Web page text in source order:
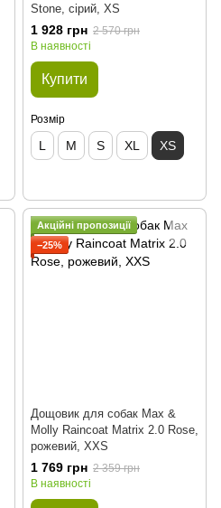
Stone, сірий, XS
1 928 грн 2 570 грн
В наявності
Купити
Розмір
L M S XL XS
Акційні пропозиції
−25%
Дощовик для собак Max &
Molly Raincoat Matrix 2.0 Rose,
рожевий, XXS
1 769 грн 2 359 грн
В наявності